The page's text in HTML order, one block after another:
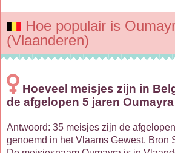
Hoe populair is
(Vlaanderen)
Hoeveel meisjes zijn in
de afgelopen 5 jaren
Antwoord: 35 meisjes zijn de
genoemd in het Vlaams Gewest. Bron